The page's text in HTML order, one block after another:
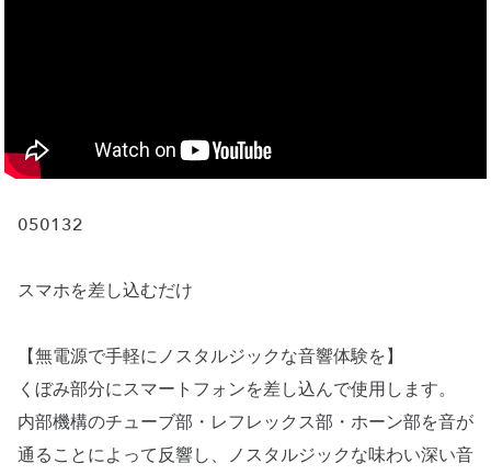
050132
スマホを差し込むだけ
【無電源で手軽にノスタルジックな音響体験を】
くぼみ部分にスマートフォンを差し込んで使用します。
内部機構のチューブ部・レフレックス部・ホーン部を音が
通ることによって反響し、ノスタルジックな味わい深い音